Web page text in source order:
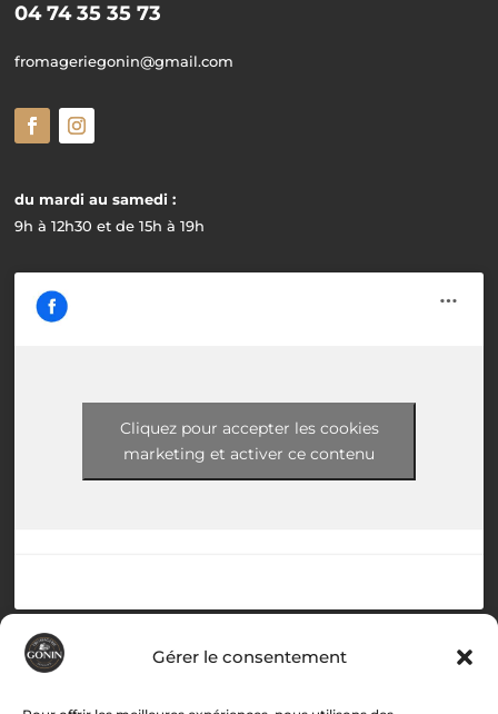
Gérer le consentement
04 74 35 35 73
fromageriegonin@gmail.com
du mardi au samedi :
9h à 12h30 et de 15h à 19h
Cliquez pour accepter les cookies
marketing et activer ce contenu
Menu